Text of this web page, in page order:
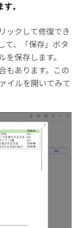
。
ックして修復でき
て、「保存」ボタ
保存します。
もあります。この
イルを開いてみて